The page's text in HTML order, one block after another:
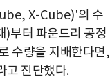
X-Cube)'의 수
)부터 파운드리 공정
수량을 지배한다면,
고 진단했다.